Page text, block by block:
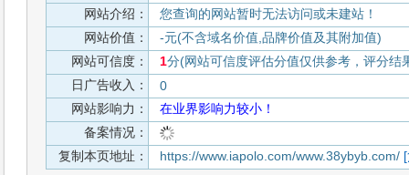
网站介绍：
您查询的网站暂时无法访问或未建站！
网站价值：
-元(不含域名价值,品牌价值及其附加值)
网站可信度：
1分(网站可信度评估分值仅供参考，评分结
日广告收入：
0
网站影响力：
在业界影响力较小！
备案情况：
复制本页地址：
https://www.iapolo.com/www.38ybyb.com/